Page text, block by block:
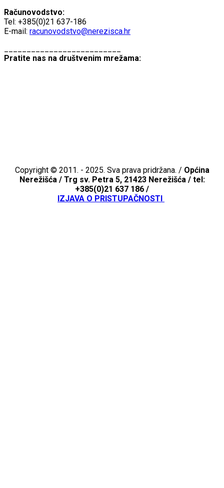
Računovodstvo:
Tel: +385(0)21 637-186
E-mail: racunovodstvo@nerezisca.hr
Pratite nas na društvenim mrežama:
Copyright © 2011. - 2025. Sva prava pridržana. / Općina
Nerežišća /Trg sv. Petra 5, 21423 Nerežišća / tel:
+385(0)21 637 186 /
IZJAVA O PRISTUPAČNOSTI